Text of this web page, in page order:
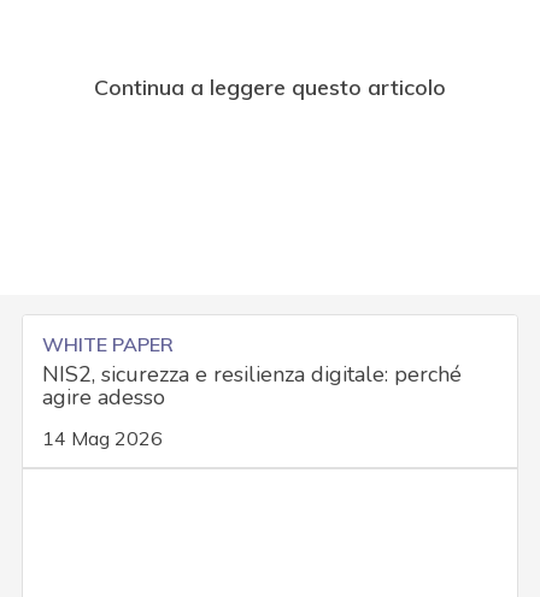
Continua a leggere questo articolo
WHITE PAPER
NIS2, sicurezza e resilienza digitale: perché
agire adesso
14 Mag 2026